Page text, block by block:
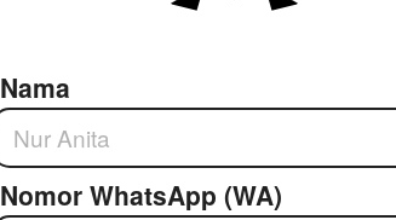
Nama
Nomor WhatsApp (WA)